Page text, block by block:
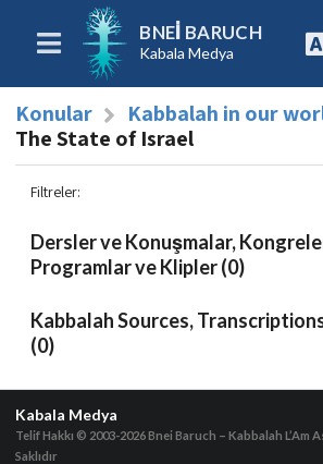
BNEI BARUCH
Kabala Medya
Konular
Kabbalah in our
The State of Israel
Filtreler:
Dersler ve Konuşmalar,
Programlar ve Klipler (0)
Kabbalah Sources,
(0)
Kabala Medya
Telif Hakkı © 2003-2026Bnei Baruch – Kabbalah L’Am
Saklıdır